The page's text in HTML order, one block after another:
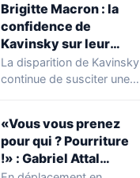
Brigitte Macron : la
confidence de
Kavinsky sur leur
relation
La disparition de Kavinsky
continue de susciter une
«Vous vous prenez
pour qui ? Pourriture
!» : Gabriel Attal